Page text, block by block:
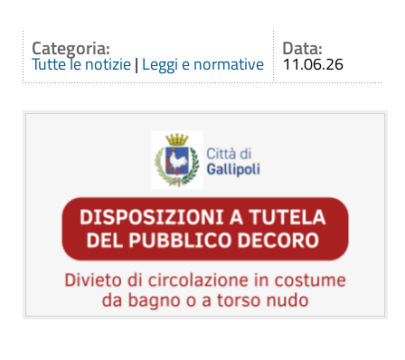
Categoria:
Tutte le notizie| Leggi e normative
Data:
11.06.26